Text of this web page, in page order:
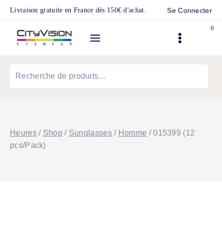
Skip
content
Livraison gratuite en France dès 150€ d'achat. Se Connecter
0
Heures / Shop / Sunglasses / Homme / 015399 (12
pcs/Pack)